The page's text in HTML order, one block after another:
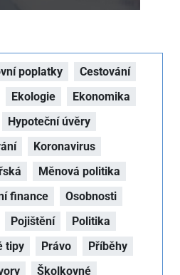
poplatky
Cestování
Ekologie
Ekonomika
Hypoteční úvěry
Koronavirus
Měnová politika
finance
Osobnosti
Pojištění
Politika
tipy Právo
Příběhy
Školkovné